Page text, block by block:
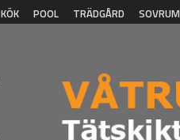
KÖK POOL TRÄDGÅRD SOVRUM